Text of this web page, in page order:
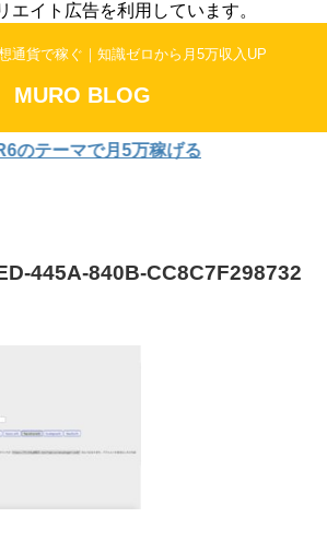
エイト広告を利用しています。
通貨で稼ぐ｜知識ゼロから月5万収入UP
MURO BLOG
ーマで月5万稼げる
445A-840B-CC8C7F298732